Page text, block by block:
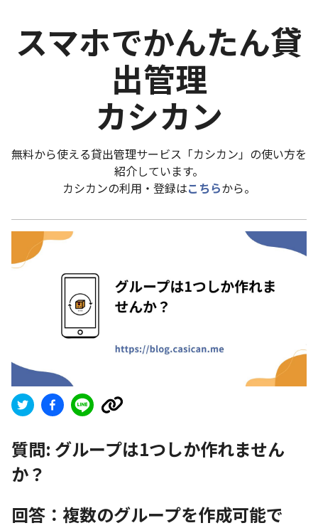
スマホでかんたん貸
出管理
カシカン
無料から使える貸出管理サービス「カシカン」の使い方を
紹介しています。
カシカンの利用・登録はこちらから。
質問: グループは1つしか作れません
か？
回答：複数のグループを作成可能で